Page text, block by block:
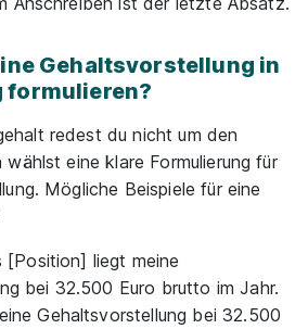
Gehaltsvorstellung in
formulieren?
redest du nicht um den
eine klare Formulierung für
Mögliche Beispiele für eine
[Position] liegt meine
bei 32.500 Euro brutto im Jahr.
Gehaltsvorstellung bei 32.500